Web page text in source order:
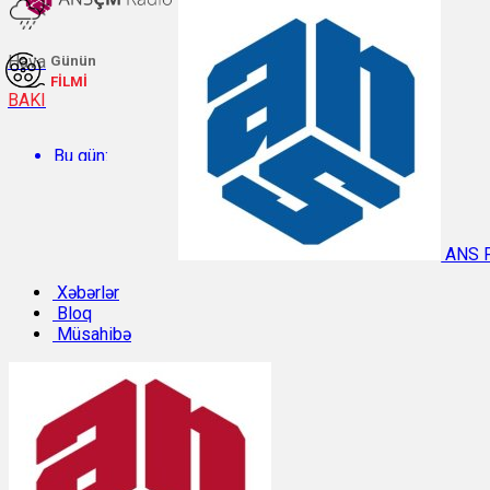
Hava
BAKI
Bu gün:
Temperatur: 27.1°C. Rütubət: 58%.
Sabah:
Günün
FİLMİ
ANS
Xəbərlər
Bloq
Müsahibə